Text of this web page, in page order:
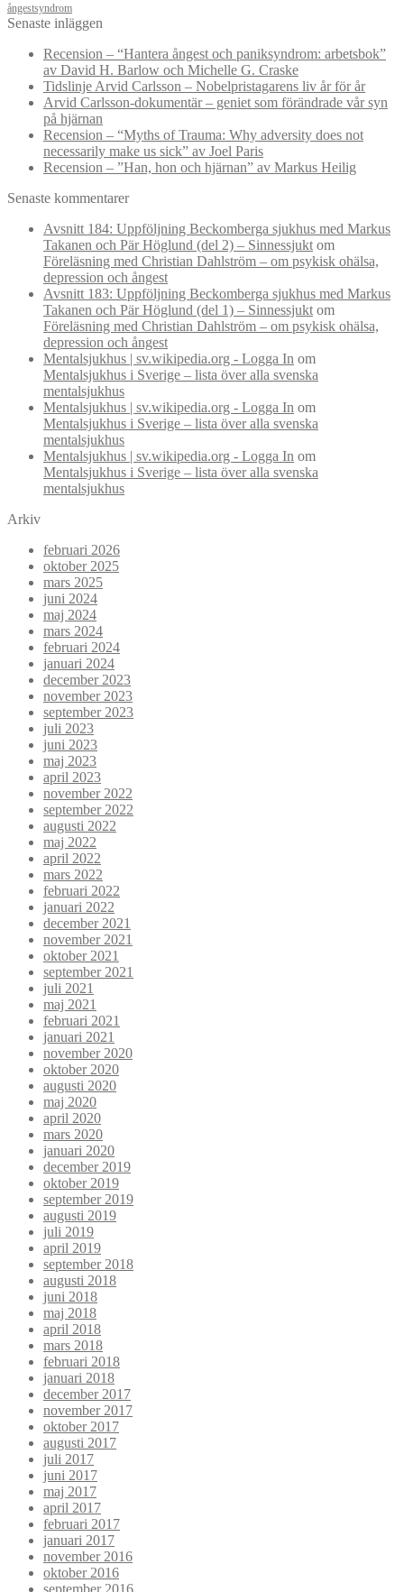
ångestsyndrom
Senaste inläggen
Recension – “Hantera ångest och paniksyndrom: arbetsbok”
av David H. Barlow och Michelle G. Craske
Tidslinje Arvid Carlsson – Nobelpristagarens liv år för år
Arvid Carlsson-dokumentär – geniet som förändrade vår syn
på hjärnan
Recension – “Myths of Trauma: Why adversity does not
necessarily make us sick” av Joel Paris
Recension – ”Han, hon och hjärnan” av Markus Heilig
Senaste kommentarer
Avsnitt 184: Uppföljning Beckomberga sjukhus med Markus
Takanen och Pär Höglund (del 2) – Sinnessjukt om
Föreläsning med Christian Dahlström – om psykisk ohälsa,
depression och ångest
Avsnitt 183: Uppföljning Beckomberga sjukhus med Markus
Takanen och Pär Höglund (del 1) – Sinnessjukt om
Föreläsning med Christian Dahlström – om psykisk ohälsa,
depression och ångest
Mentalsjukhus | sv.wikipedia.org - Logga In om
Mentalsjukhus i Sverige – lista över alla svenska
mentalsjukhus
Mentalsjukhus | sv.wikipedia.org - Logga In om
Mentalsjukhus i Sverige – lista över alla svenska
mentalsjukhus
Mentalsjukhus | sv.wikipedia.org - Logga In om
Mentalsjukhus i Sverige – lista över alla svenska
mentalsjukhus
Arkiv
februari 2026
oktober 2025
mars 2025
juni 2024
maj 2024
mars 2024
februari 2024
januari 2024
december 2023
november 2023
september 2023
juli 2023
juni 2023
maj 2023
april 2023
november 2022
september 2022
augusti 2022
maj 2022
april 2022
mars 2022
februari 2022
januari 2022
december 2021
november 2021
oktober 2021
september 2021
juli 2021
maj 2021
februari 2021
januari 2021
november 2020
oktober 2020
augusti 2020
maj 2020
april 2020
mars 2020
januari 2020
december 2019
oktober 2019
september 2019
augusti 2019
juli 2019
april 2019
september 2018
augusti 2018
juni 2018
maj 2018
april 2018
mars 2018
februari 2018
januari 2018
december 2017
november 2017
oktober 2017
augusti 2017
juli 2017
juni 2017
maj 2017
april 2017
februari 2017
januari 2017
november 2016
oktober 2016